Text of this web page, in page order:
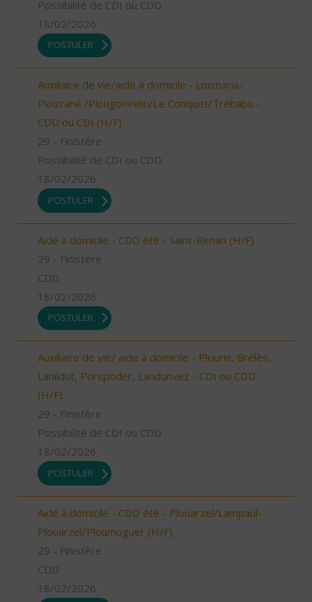
Possibilité de CDI ou CDD
18/02/2026
POSTULER
Auxiliaire de vie/aide à domicile - Locmaria-
Plouzané /Plougonvelin/Le Conquet/Trébabu -
CDD ou CDI (H/F)
29 - Finistère
Possibilité de CDI ou CDD
18/02/2026
POSTULER
Aide à domicile - CDD été - Saint-Renan (H/F)
29 - Finistère
CDD
18/02/2026
POSTULER
Auxiliaire de vie/ aide à domicile - Plourin, Brélès,
Lanildut, Porspoder, Landunvez - CDI ou CDD
(H/F)
29 - Finistère
Possibilité de CDI ou CDD
18/02/2026
POSTULER
Aide à domicile - CDD été - Plouarzel/Lampaul-
Plouarzel/Ploumoguer (H/F)
29 - Finistère
CDD
18/02/2026